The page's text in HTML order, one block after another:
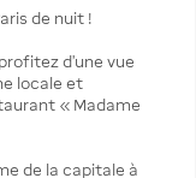
de nuit !
d’une vue
locale et
« Madame
de la capitale à